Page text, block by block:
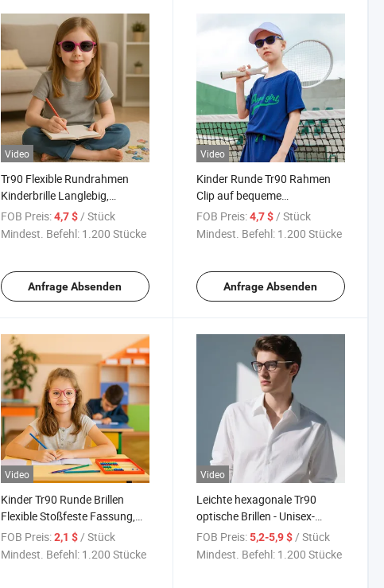
Video
Tr90 Flexible Rundrahmen
Kinderbrille Langlebig,
Minimalistisches Design, Ideal
für Kleinkinder & Teenager
FOB Preis: 4,7 $/ Stück
Mindest. Befehl: 1.200 Stücke
Anfrage Absenden
Video
Kinder Runde Tr90 Rahmen
Clip auf bequeme
Nasenpolster, leichtes Design,
rezeptfreundlich
FOB Preis: 4,7 $/ Stück
Mindest. Befehl: 1.200 Stücke
Anfrage Absenden
Video
Kinder Tr90 Runde Brillen
Flexible Stoßfeste Fassung,
Bequeme Kinder Rezeptbereit
FOB Preis: 2,1 $/ Stück
Mindest. Befehl: 1.200 Stücke
Video
Leichte hexagonale Tr90
optische Brillen - Unisex-
Design, bequem und langlebig,
moderner Stil
FOB Preis: 5,2-5,9 $/ Stück
Mindest. Befehl: 1.200 Stücke